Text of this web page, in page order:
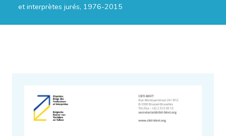
et interprètes jurés, 1976-2015